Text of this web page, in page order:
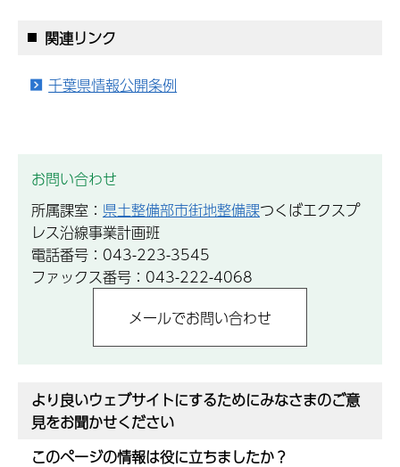
関連リンク
千葉県情報公開条例
お問い合わせ
所属課室： 県土整備部市街地整備課つくばエクスプ
レス沿線事業計画班
電話番号：043-223-3545
ファックス番号：043-222-4068
より良いウェブサイトにするためにみなさまのご意
見をお聞かせください
このページの情報は役に立ちましたか？